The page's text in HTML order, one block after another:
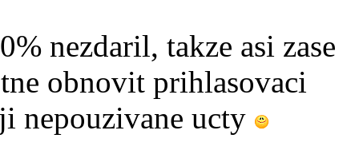
nezdaril, takze asi zase
obnovit prihlasovaci
nepouzivane ucty